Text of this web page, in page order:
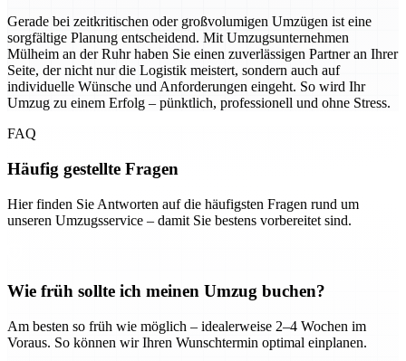
Gerade bei zeitkritischen oder großvolumigen Umzügen ist eine
sorgfältige Planung entscheidend. Mit Umzugsunternehmen
Mülheim an der Ruhr haben Sie einen zuverlässigen Partner an Ihrer
Seite, der nicht nur die Logistik meistert, sondern auch auf
individuelle Wünsche und Anforderungen eingeht. So wird Ihr
Umzug zu einem Erfolg – pünktlich, professionell und ohne Stress.
FAQ
Häufig gestellte Fragen
Hier finden Sie Antworten auf die häufigsten Fragen rund um
unseren Umzugsservice – damit Sie bestens vorbereitet sind.
Wie früh sollte ich meinen Umzug buchen?
Am besten so früh wie möglich – idealerweise 2–4 Wochen im
Voraus. So können wir Ihren Wunschtermin optimal einplanen.